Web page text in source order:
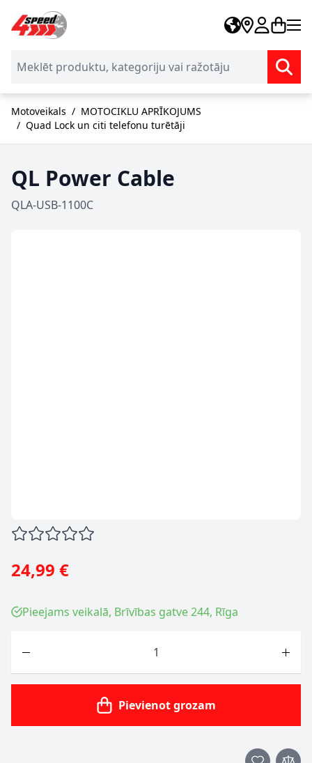
Skip to Content
Motoveikals / MOTOCIKLU APRĪKOJUMS
/ Quad Lock un citi telefonu turētāji
QL Power Cable
QLA-USB-1100C
24,99 €
Pieejams veikalā, Brīvības gatve 244, Rīga
Pievienot grozam